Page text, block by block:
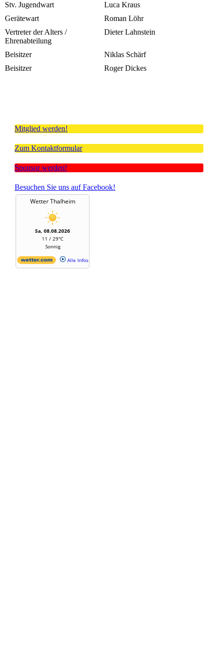
Stv. Jugendwart
Luca Kraus
Gerätewart
Roman Löhr
Vertreter der Alters /
Ehrenabteilung
Dieter Lahnstein
Beisitzer
Niklas Schärf
Beisitzer
Roger Dickes
Mitglied werden!
Zum Kontaktformular
Sponsor werden!
Besuchen Sie uns auf Facebook!